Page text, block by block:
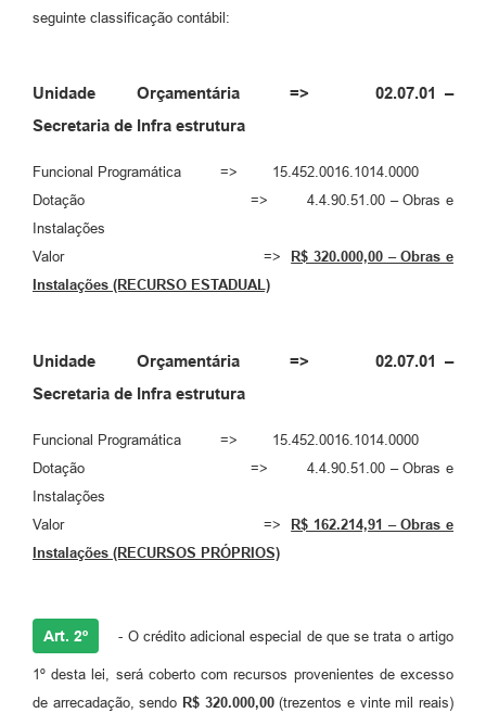
seguinte classificação contábil:
Unidade Orçamentária => 02.07.01 –
Secretaria de Infra estrutura
Funcional Programática => 15.452.0016.1014.0000
Dotação => 4.4.90.51.00 – Obras e
Instalações
Valor =>
R$ 320.000,00 – Obras e
Instalações (RECURSO ESTADUAL)
Unidade Orçamentária => 02.07.01 –
Secretaria de Infra estrutura
Funcional Programática => 15.452.0016.1014.0000
Dotação => 4.4.90.51.00 – Obras e
Instalações
Valor =>
R$ 162.214,91 – Obras e
Instalações (RECURSOS PRÓPRIOS)
Art. 2º - O crédito adicional especial de que se trata o artigo
1º desta lei, será coberto com recursos provenientes de excesso
de arrecadação, sendo R$ 320.000,00(trezentos e vinte mil reais)